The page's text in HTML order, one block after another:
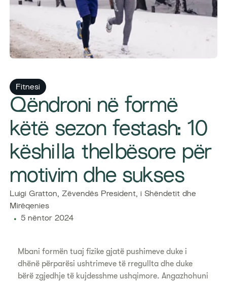
Fitnesi
Qëndroni në formë
këtë sezon festash: 10
këshilla thelbësore për
motivim dhe sukses
Luigi Gratton, Zëvendës President, i Shëndetit dhe
Mirëqenies
5 nëntor 2024
Mbani formën tuaj fizike gjatë pushimeve duke i
dhënë përparësi ushtrimeve të rregullta dhe duke
bërë zgjedhje të kujdesshme ushqimore. Angazhohuni